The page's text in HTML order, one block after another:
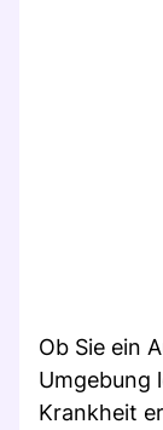
Ob Sie ein
Umgebung
Krankheit